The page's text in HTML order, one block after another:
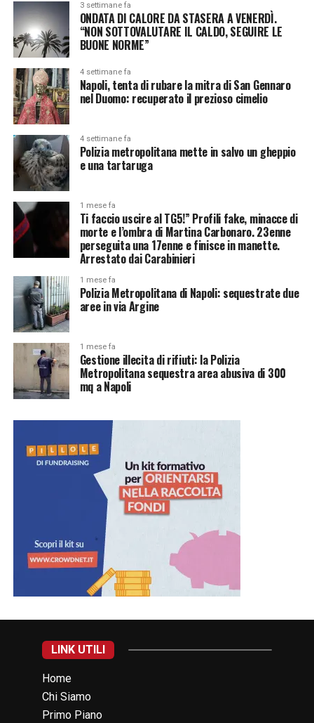
3 settimane fa
ONDATA DI CALORE DA STASERA A VENERDÌ.
“NON SOTTOVALUTARE IL CALDO, SEGUIRE LE
BUONE NORME”
4 settimane fa
Napoli, tenta di rubare la mitra di San Gennaro
nel Duomo: recuperato il prezioso cimelio
4 settimane fa
Polizia metropolitana mette in salvo un gheppio
e una tartaruga
1 mese fa
Ti faccio uscire al TG5!” Profili fake, minacce di
morte e l’ombra di Martina Carbonaro. 23enne
perseguita una 17enne e finisce in manette.
Arrestato dai Carabinieri
1 mese fa
Polizia Metropolitana di Napoli: sequestrate due
aree in via Argine
1 mese fa
Gestione illecita di rifiuti: la Polizia
Metropolitana sequestra area abusiva di 300
mq a Napoli
LINK UTILI
Home
Chi Siamo
Primo Piano